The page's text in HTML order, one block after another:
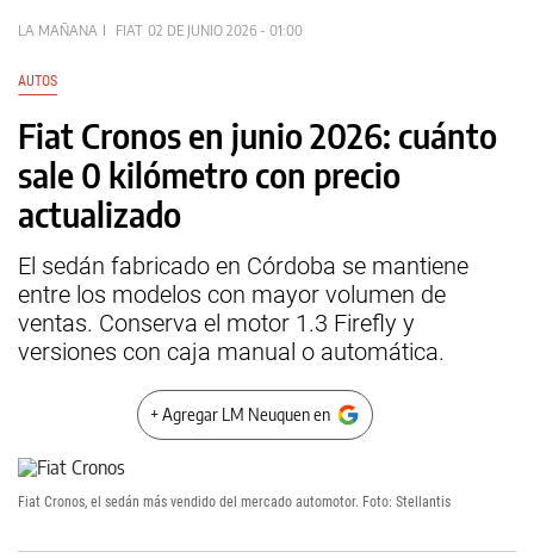
LA MAÑANA FIAT 02 DE JUNIO 2026 - 01:00
AUTOS
Fiat Cronos en junio 2026: cuánto
sale 0 kilómetro con precio
actualizado
El sedán fabricado en Córdoba se mantiene
entre los modelos con mayor volumen de
ventas. Conserva el motor 1.3 Firefly y
versiones con caja manual o automática.
+ Agregar LM Neuquen en
Fiat Cronos, el sedán más vendido del mercado automotor. Foto: Stellantis